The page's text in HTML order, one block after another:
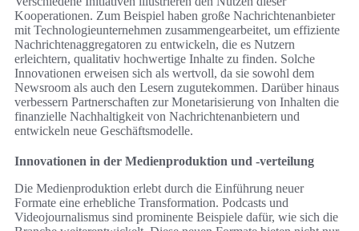
Kooperationen. Zum Beispiel haben große Nachrichtenanbieter
mit Technologieunternehmen zusammengearbeitet, um effiziente
Nachrichtenaggregatoren zu entwickeln, die es Nutzern
erleichtern, qualitativ hochwertige Inhalte zu finden. Solche
Innovationen erweisen sich als wertvoll, da sie sowohl dem
Newsroom als auch den Lesern zugutekommen. Darüber hinaus
verbessern Partnerschaften zur Monetarisierung von Inhalten die
finanzielle Nachhaltigkeit von Nachrichtenanbietern und
entwickeln neue Geschäftsmodelle.
Innovationen in der Medienproduktion und -verteilung
Die Medienproduktion erlebt durch die Einführung neuer
Formate eine erhebliche Transformation. Podcasts und
Videojournalismus sind prominente Beispiele dafür, wie sich die